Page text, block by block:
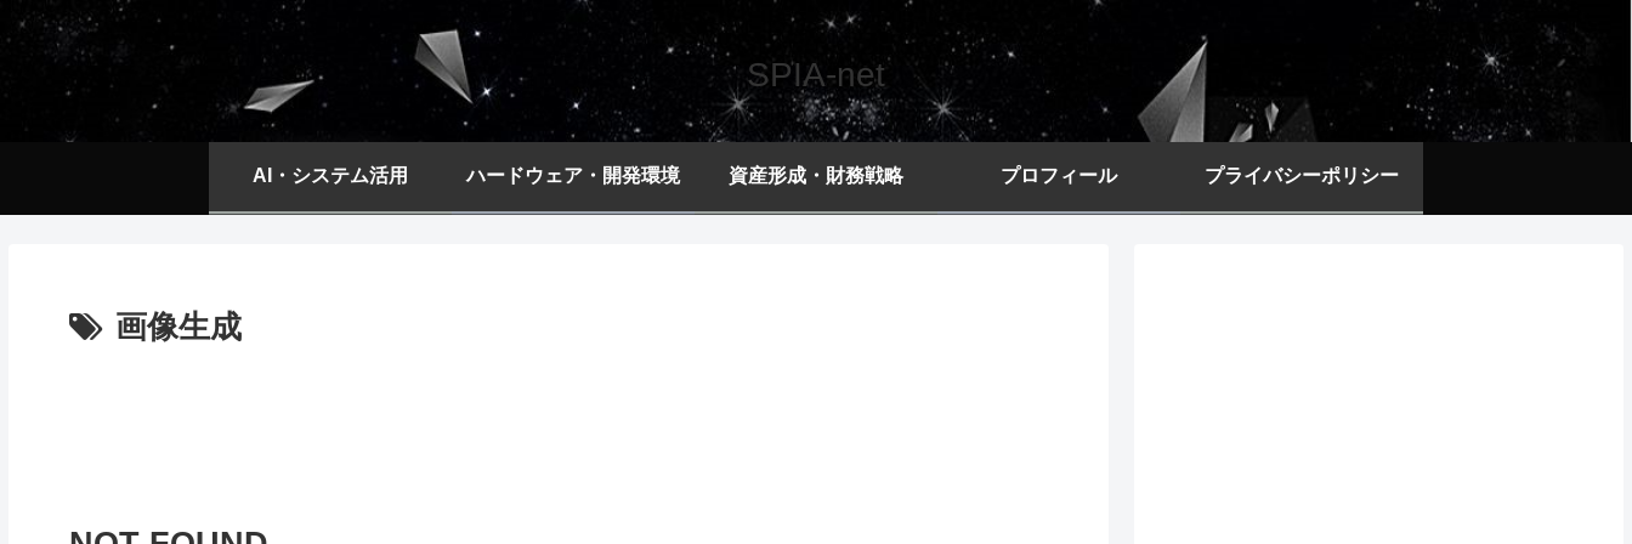
SPIA-net
AI・システム活用 ハードウェア・開発環境 資産形成・財務戦略 プロフィール プライバシーポリシー
画像生成